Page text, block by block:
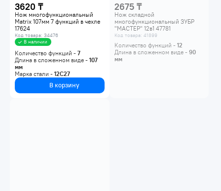
3620 ₸
Нож многофункциональный
Matrix 107мм 7 функций в чехле
17624
Код товара: 34476
В наличии
Количество функций - 7
Длина в сложенном виде - 107
мм
Марка стали - 12C27
В корзину
2675 ₸
Нож складной
многофункциональный ЗУБР
"МАСТЕР" 12в1 47781
Код товара: 41899
Количество функций - 12
Длина в сложенном виде - 90
мм